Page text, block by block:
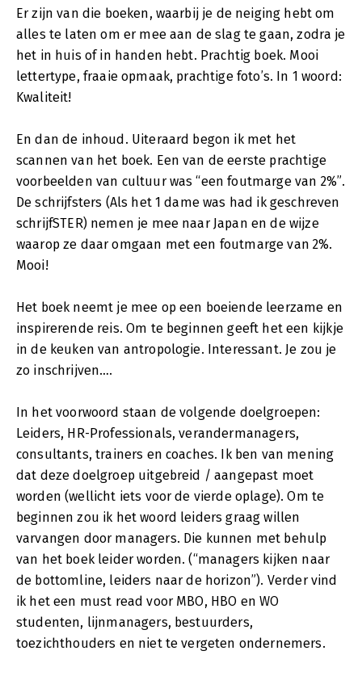
Er zijn van die boeken, waarbij je de neiging hebt om
alles te laten om er mee aan de slag te gaan, zodra je
het in huis of in handen hebt. Prachtig boek. Mooi
lettertype, fraaie opmaak, prachtige foto’s. In 1 woord:
Kwaliteit!
En dan de inhoud. Uiteraard begon ik met het
scannen van het boek. Een van de eerste prachtige
voorbeelden van cultuur was “een foutmarge van 2%”.
De schrijfsters (Als het 1 dame was had ik geschreven
schrijfSTER) nemen je mee naar Japan en de wijze
waarop ze daar omgaan met een foutmarge van 2%.
Mooi!
Het boek neemt je mee op een boeiende leerzame en
inspirerende reis. Om te beginnen geeft het een kijkje
in de keuken van antropologie. Interessant. Je zou je
zo inschrijven….
In het voorwoord staan de volgende doelgroepen:
Leiders, HR-Professionals, verandermanagers,
consultants, trainers en coaches. Ik ben van mening
dat deze doelgroep uitgebreid / aangepast moet
worden (wellicht iets voor de vierde oplage). Om te
beginnen zou ik het woord leiders graag willen
varvangen door managers. Die kunnen met behulp
van het boek leider worden. (“managers kijken naar
de bottomline, leiders naar de horizon”). Verder vind
ik het een must read voor MBO, HBO en WO
studenten, lijnmanagers, bestuurders,
toezichthouders en niet te vergeten ondernemers.